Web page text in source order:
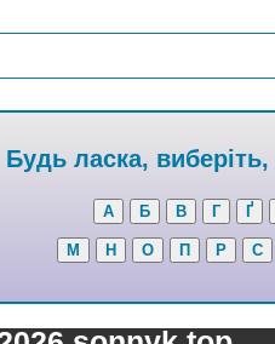
Будь ласка,
А Б В Г Ґ
М Н О П Р С